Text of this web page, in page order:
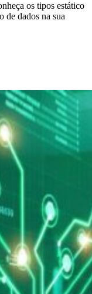
os tipos estático
de dados na sua